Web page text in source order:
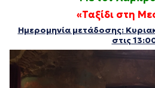
«Ταξίδι στη
Ημερομηνία μετάδοσης:
στις